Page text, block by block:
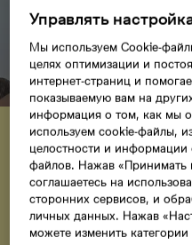
Специальное
При покупке
проекте
получаете
Управлять
Мы используем Cookie-
целях оптимизации и
интернет-страниц и
показываемую вам на
информация о том, как мы
используем cookie-файлы,
целостности и
файлов. Нажав «Принимать
соглашаетесь на
сторонних сервисов, и
личных данных. Нажав
можете изменить